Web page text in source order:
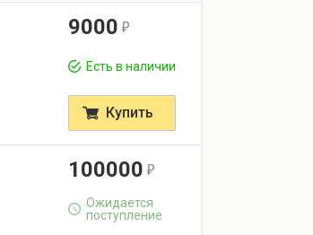
9000 r
Есть в наличии
Купить
100000 r
Ожидается
поступление